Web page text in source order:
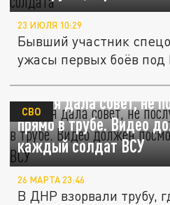
23 ИЮЛЯ 10:29
Бывший участник
ужасы первых боёв под
Россия дала совет, не
прямо в трубе. Видео
каждый солдат ВСУ
СВО
26 МАРТА 23:46
В ДНР взорвали трубу,